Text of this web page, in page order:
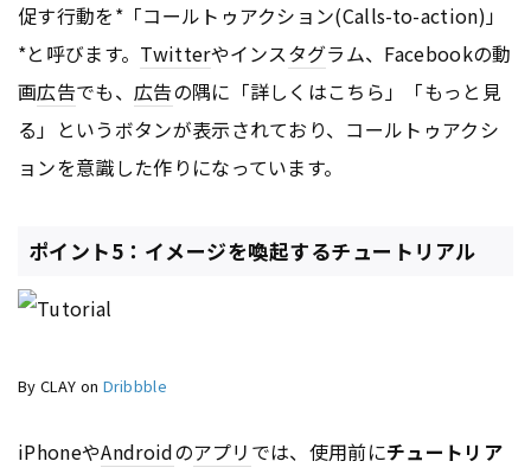
促す行動を*「コールトゥアクション(Calls-to-action)」
*と呼びます。 Twitterやインスタグラム、Facebookの動
画広告でも、 広告の隅に「詳しくはこちら」「もっと見
る」というボタンが表示されており、コールトゥアクシ
ョンを意識した作りになっています。
ポイント5：イメージを喚起するチュートリアル
By CLAY on Dribbble
iPhoneやAndroidのアプリ では、使用前にチュートリア